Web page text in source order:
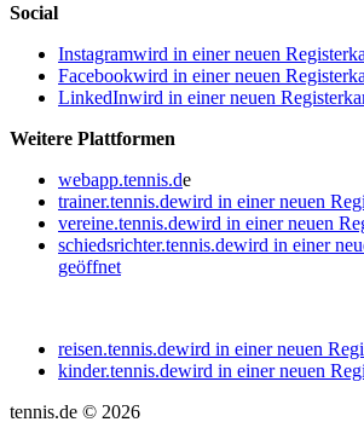
Social
Instagramwird in einer neuen
Facebookwird in einer neuen
LinkedInwird in einer neuen
Weitere Plattformen
webapp.tennis.de
trainer.tennis.dewird in einer neuen
vereine.tennis.dewird in einer neuen
schiedsrichter.tennis.dewird in einer
geöffnet
reisen.tennis.dewird in einer neuen
kinder.tennis.dewird in einer neuen
tennis.de © 2026